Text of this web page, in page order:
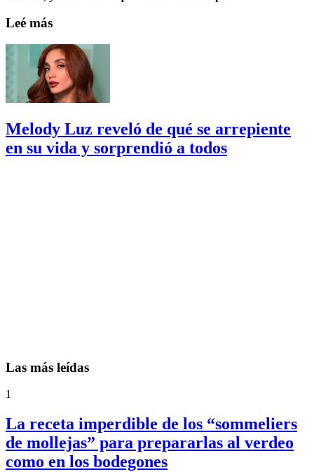
Leé más
Melody Luz reveló de qué se arrepiente
en su vida y sorprendió a todos
Las más leídas
1
La receta imperdible de los “sommeliers
de mollejas” para prepararlas al verdeo
como en los bodegones